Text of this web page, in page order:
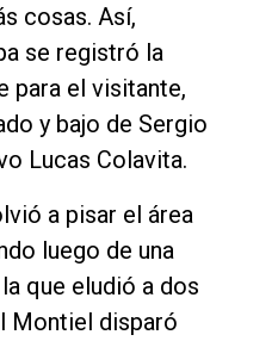
cosas. Así,
se registró la
para el visitante,
y bajo de Sergio
Lucas Colavita.
a pisar el área
luego de una
que eludió a dos
Montiel disparó